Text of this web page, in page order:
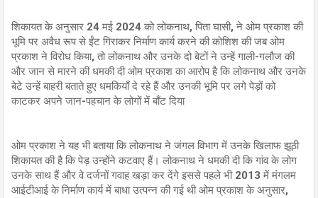
शिकायत के अनुसार 24 मई 2024 को लोकनाथ, पिता घासी, ने ओम प्रकाश की
भूमि पर अवैध रूप से ईंट गिराकर निर्माण कार्य करने की कोशिश की जब ओम
प्रकाश ने विरोध किया, तो लोकनाथ और उनके दो बेटों ने उन्हें गाली-गलौज की
और जान से मारने की धमकी दी ओम प्रकाश का आरोप है कि लोकनाथ और उनके
बेटे उन्हें बाहरी बताते हुए धमकियाँ दे रहे हैं और उनकी भूमि पर लगे पेड़ों को
काटकर अपने जान-पहचान के लोगों में बाँट दिया
ओम प्रकाश ने यह भी बताया कि लोकनाथ ने जंगल विभाग में उनके खिलाफ झूठी
शिकायत की है कि पेड़ उन्होंने कटवाए हैं। लोकनाथ ने धमकी दी कि गांव के लोग
उनके साथ हैं और वे दर्जनों गवाह खड़ा कर देंगे इससे पहले भी 2013 में मंगलम
आईटीआई के निर्माण कार्य में बाधा उत्पन्न की गई थी ओम प्रकाश के अनुसार,